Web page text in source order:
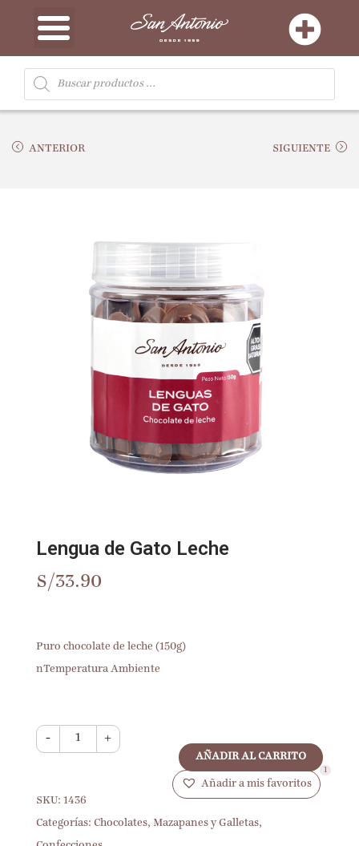
ANTERIOR SIGUIENTE
Lengua de Gato Leche
S/33.90
Puro chocolate de leche (150g)
nTemperatura Ambiente
- +
AÑADIR AL CARRITO
Añadir a mis favoritos
SKU: 1436
Categorías: Chocolates, Mazapanes y Galletas,